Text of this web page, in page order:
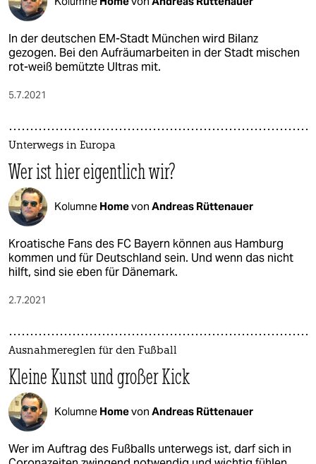
In der deutschen EM-Stadt München wird Bilanz
gezogen. Bei den Aufräumarbeiten in der Stadt mischen
rot-weiß bemützte Ultras mit.
5.7.2021
Unterwegs in Europa
Wer ist hier eigentlich wir?
Kolumne Homevon Andreas Rüttenauer
Kroatische Fans des FC Bayern können aus Hamburg
kommen und für Deutschland sein. Und wenn das nicht
hilft, sind sie eben für Dänemark.
2.7.2021
Ausnahmereglen für den Fußball
Kleine Kunst und großer Kick
Kolumne Homevon Andreas Rüttenauer
Wer im Auftrag des Fußballs unterwegs ist, darf sich in